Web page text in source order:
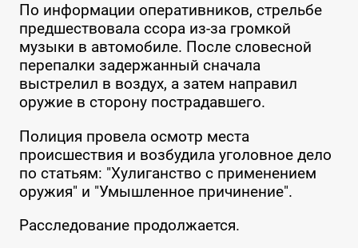
По информации оперативников, стрельбе
предшествовала ссора из-за громкой
музыки в автомобиле. После словесной
перепалки задержанный сначала
выстрелил в воздух, а затем направил
оружие в сторону пострадавшего.
Полиция провела осмотр места
происшествия и возбудила уголовное дело
по статьям: "Хулиганство с применением
оружия" и "Умышленное причинение".
Расследование продолжается.